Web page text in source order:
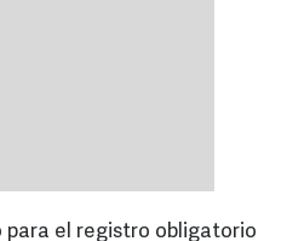
para el registro obligatorio